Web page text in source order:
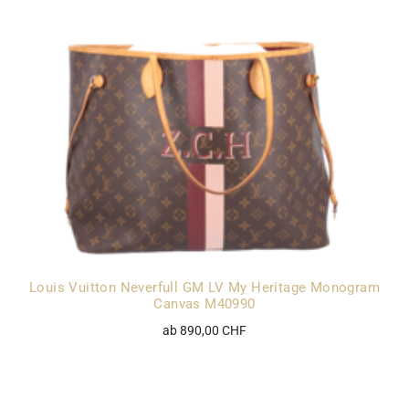
Louis Vuitton Neverfull GM LV My Heritage Monogram
Canvas M40990
ab 890,00 CHF